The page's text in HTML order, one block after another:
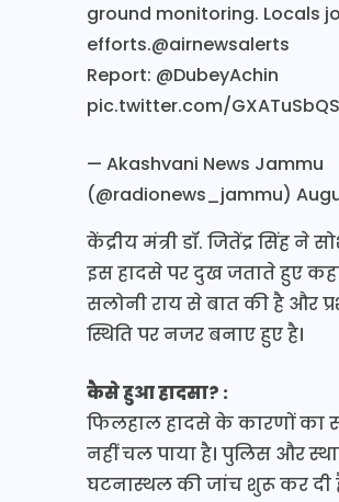
ground monitoring. Locals
efforts.@airnewsalerts
Report: @DubeyAchin
pic.twitter.com/
— Akashvani News Jammu
(@radionews_jammu)
केंद्रीय मंत्री डॉ. जितेंद्र सिंह ने
इस हादसे पर दुख जताते हुए
सलोनी राय से बात की है और
स्थिति पर नजर बनाए हुए है।
कैसे हुआ हादसा? :
फिलहाल हादसे के कारणों का
नहीं चल पाया है। पुलिस और
घटनास्थल की जांच शुरू कर दी